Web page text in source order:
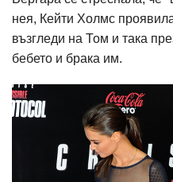
нея, Кейти Холмс
възгледи на Том и така
бебето и брака им.